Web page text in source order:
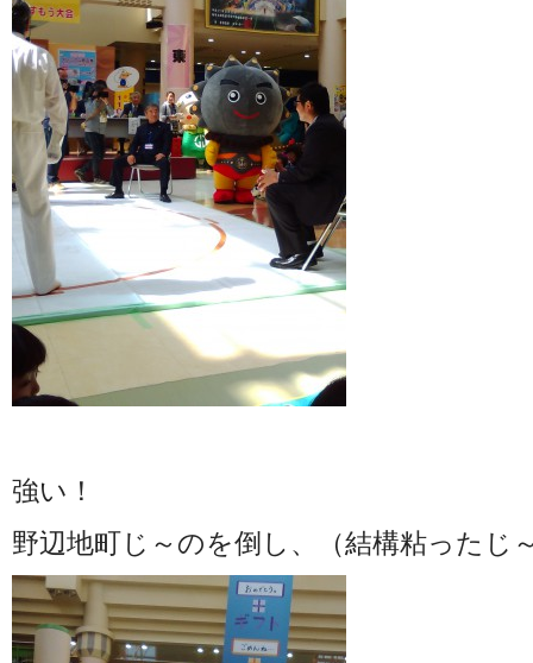
強い！
野辺地町じ～のを倒し、（結構粘ったじ